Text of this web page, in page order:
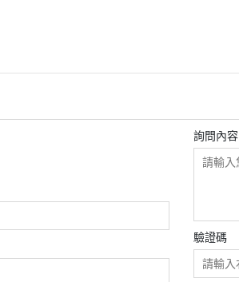
詢問內容
驗證碼